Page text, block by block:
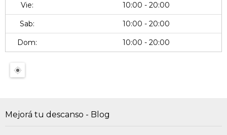
Vie: 10:00 - 20:00
Sab: 10:00 - 20:00
Dom: 10:00 - 20:00
Mejorá tu descanso - Blog